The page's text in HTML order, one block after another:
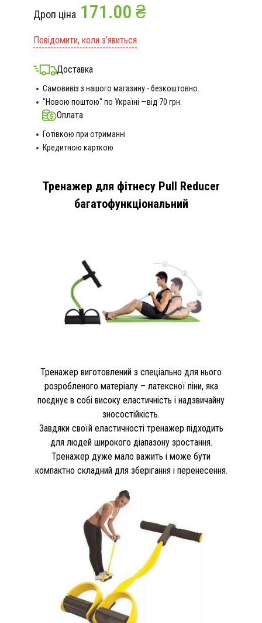
Дроп ціна 171.00 ₴
Повідомити, коли з’явиться
Доставка
Самовивіз з нашого магазину - безкоштовно.
"Новою поштою" по Україні —від 70 грн.
Оплата
Готівкою при отриманні
Кредитною карткою
Тренажер для фітнесу Pull Reducer
багатофункціональний
Тренажер виготовлений з спеціально для нього
розробленого матеріалу – латексної піни, яка
поєднує в собі високу еластичність і надзвичайну
зносостійкість.
Завдяки своїй еластичності тренажер підходить
для людей широкого діапазону зростання.
Тренажер дуже мало важить і може бути
компактно складний для зберігання і перенесення.